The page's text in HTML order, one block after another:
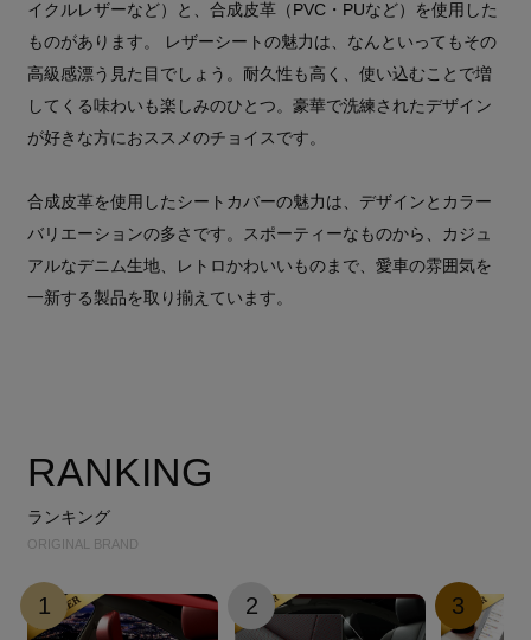
イクルレザーなど）と、合成皮革（PVC・PUなど）を使用した
ものがあります。 レザーシートの魅力は、なんといってもその
高級感漂う見た目でしょう。耐久性も高く、使い込むことで増
してくる味わいも楽しみのひとつ。豪華で洗練されたデザイン
が好きな方におススメのチョイスです。
合成皮革を使用したシートカバーの魅力は、デザインとカラー
バリエーションの多さです。スポーティーなものから、カジュ
アルなデニム生地、レトロかわいいものまで、愛車の雰囲気を
一新する製品を取り揃えています。
RANKING
ランキング
ORIGINAL BRAND
1 2 3